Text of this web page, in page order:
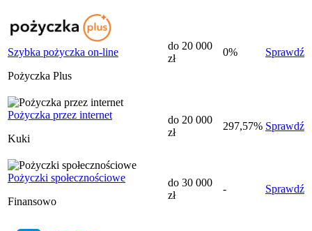
Szybka pożyczka on-line
Pożyczka Plus
do 20 000
zł
0% Sprawdź
Pożyczka przez internet
Kuki
do 20 000
zł
297,57% Sprawdź
Pożyczki społecznościowe
Finansowo
do 30 000
zł
- Sprawdź